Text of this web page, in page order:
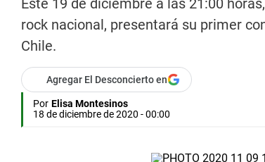
Este 19 de diciembre a las 21:00
rock nacional, presentará su primer
Chile.
Agregar El Desconcierto en
Por Elisa Montesinos
18 de diciembre de 2020 - 00:00